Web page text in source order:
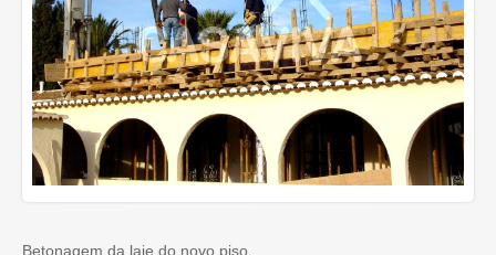
Betonagem da laje do novo piso.